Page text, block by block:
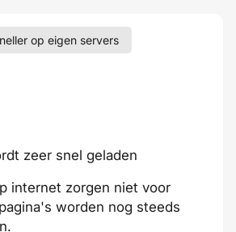
op eigen servers
zeer snel geladen
internet zorgen niet voor
worden nog steeds